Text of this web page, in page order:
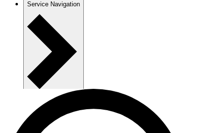
Service Navigation